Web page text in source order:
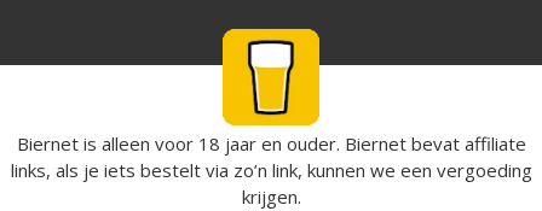
Biernet is alleen voor 18 jaar en ouder. Biernet bevat affiliate
links, als je iets bestelt via zo’n link, kunnen we een vergoeding
krijgen.